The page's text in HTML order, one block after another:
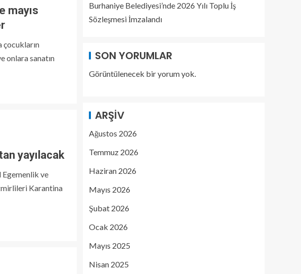
mayıs
çocukların
onlara sanatın
yayılacak
Egemenlik ve
Karantina
Burhaniye Belediyesi’nde 2026 Yılı Toplu İş
Sözleşmesi İmzalandı
SON YORUMLAR
Görüntülenecek bir yorum yok.
ARŞIV
Ağustos 2026
Temmuz 2026
Haziran 2026
Mayıs 2026
Şubat 2026
Ocak 2026
Mayıs 2025
Nisan 2025